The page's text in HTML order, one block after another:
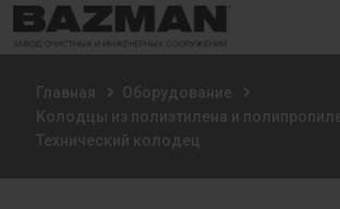
Главная
Оборудование
Колодцы из полиэтилена и
Технический колодец